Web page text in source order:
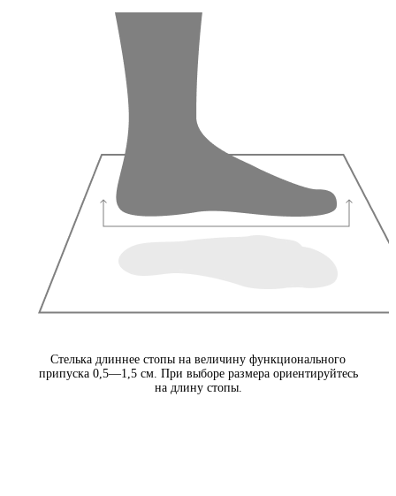
Стелька длиннее стопы на величину функционального
припуска 0,5—1,5 см. При выборе размера ориентируйтесь
на длину стопы.